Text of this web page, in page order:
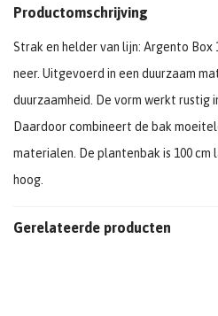
Productomschrijving
Strak en helder van lijn: Argento
neer. Uitgevoerd in een duurzaam
duurzaamheid. De vorm werkt rustig
Daardoor combineert de bak
materialen. De plantenbak is 100 cm
hoog.
Gerelateerde producten